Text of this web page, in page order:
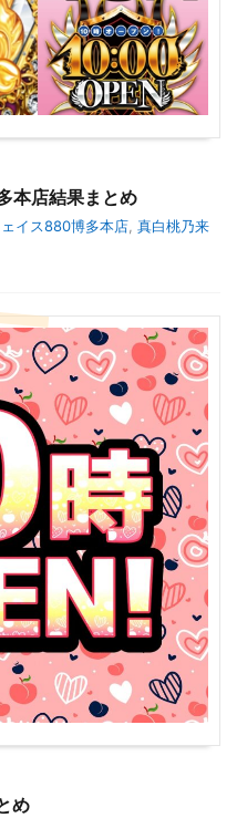
本店結果まとめ
イス880博多本店, 真白桃乃来
め